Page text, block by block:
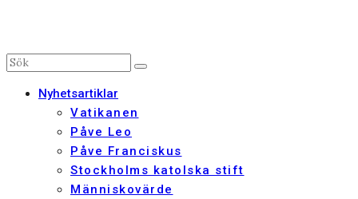
Nyhetsartiklar
Vatikanen
Påve Leo
Påve Franciskus
Stockholms katolska stift
Människovärde